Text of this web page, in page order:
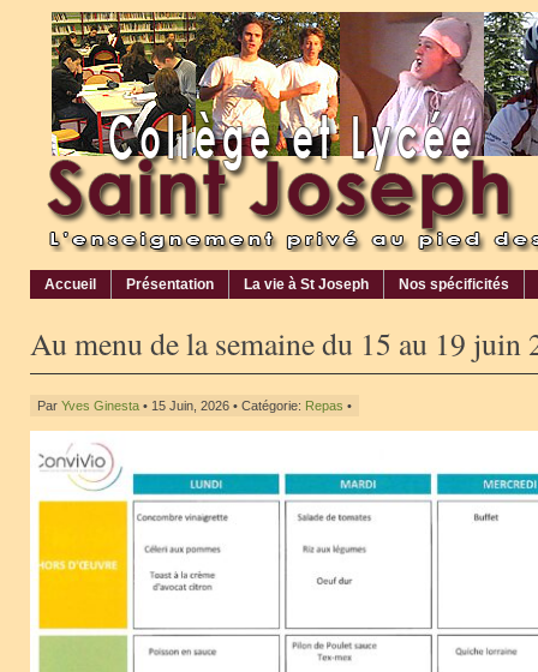
Accueil Présentation La vie à St Joseph Nos spécificités
Au menu de la semaine du 15 au 19 juin
Par Yves Ginesta • 15 Juin, 2026 • Catégorie: Repas •